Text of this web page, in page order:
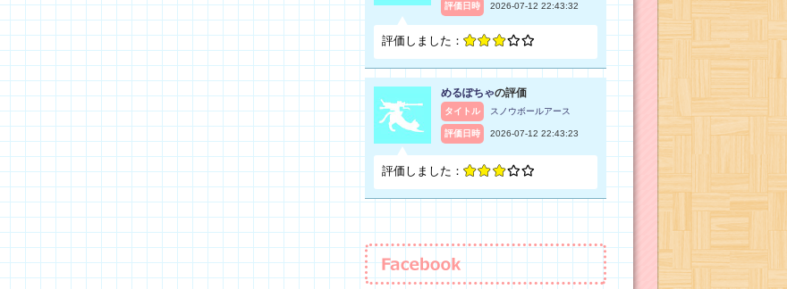
評価日時 2026-07-12 22:43:32
評価しました：
めるぽちゃの評価
タイトル スノウボールアース
評価日時 2026-07-12 22:43:23
評価しました：